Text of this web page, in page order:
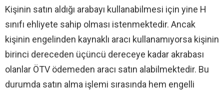
Kişinin satın aldığı arabayı kullanabilmesi için yine H
sınıfı ehliyete sahip olması istenmektedir. Ancak
kişinin engelinden kaynaklı aracı kullanamıyorsa kişinin
birinci dereceden üçüncü dereceye kadar akrabası
olanlar ÖTV ödemeden aracı satın alabilmektedir. Bu
durumda satın alma işlemi sırasında hem engelli